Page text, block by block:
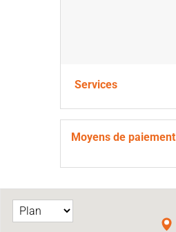
Services
Moyens de paiement